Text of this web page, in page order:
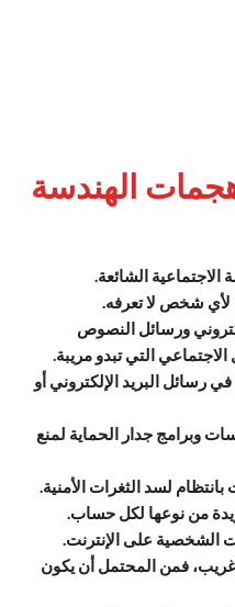
الهندسة
الشائعة.
شخص لا تعرفه.
ورسائل النصوص
التي تبدو مريبة.
رسائل البريد الإلكتروني أو
وبرامج جدار الحماية لمنع
لسد الثغرات الأمنية.
من نوعها لكل حساب.
الشخصية على الإنترنت.
فمن المحتمل أن يكون